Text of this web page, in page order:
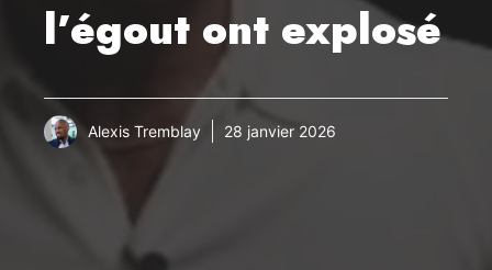
l’égout ont explosé
Alexis Tremblay 28 janvier 2026